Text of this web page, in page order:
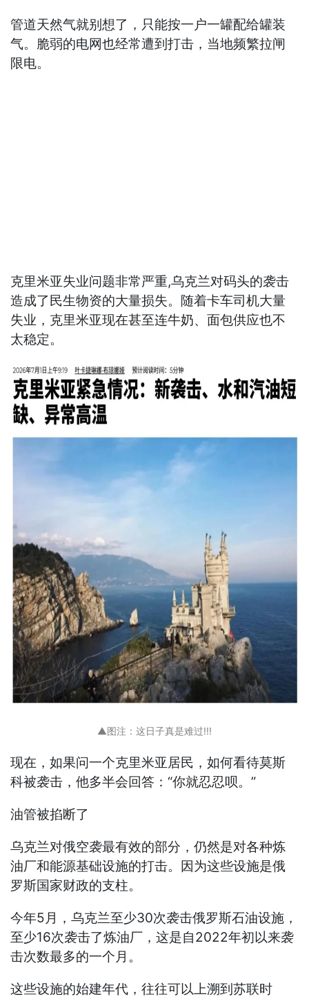
管道天然气就别想了，只能按一户一罐配给罐装
气。脆弱的电网也经常遭到打击，当地频繁拉闸
限电。
克里米亚失业问题非常严重,乌克兰对码头的袭击
造成了民生物资的大量损失。随着卡车司机大量
失业，克里米亚现在甚至连牛奶、面包供应也不
太稳定。
▲图注：这日子真是难过!!!
现在，如果问一个克里米亚居民，如何看待莫斯
科被袭击，他多半会回答：“你就忍忍呗。”
油管被掐断了
乌克兰对俄空袭最有效的部分，仍然是对各种炼
油厂和能源基础设施的打击。因为这些设施是俄
罗斯国家财政的支柱。
今年5月，乌克兰至少30次袭击俄罗斯石油设施，
至少16次袭击了炼油厂，这是自2022年初以来袭
击次数最多的一个月。
这些设施的始建年代，往往可以上溯到苏联时